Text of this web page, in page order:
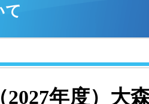
て
2027年度）大